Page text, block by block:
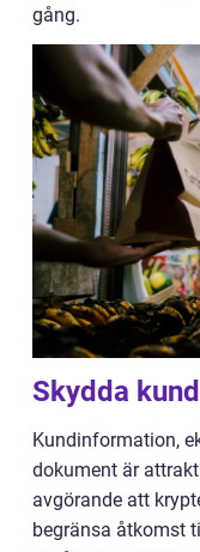
gång.
Skydda
Kundinformation,
dokument är
avgörande att
begränsa åtkomst